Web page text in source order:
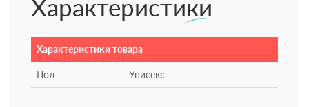
Характеристики
Характеристики товара
Пол Унисекс